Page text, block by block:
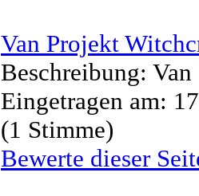
Van Projekt
Beschreibung:
Eingetragen am:
(1 Stimme)
Bewerte dieser